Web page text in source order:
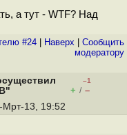
а тут - WTF? Над
#24 Наверх
Cообщить
модератору
–1
+ / –
Мрт-13, 19:52